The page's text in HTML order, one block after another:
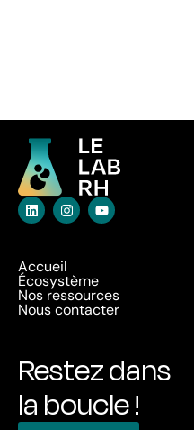
Accueil
Écosystème
Nos ressources
Nous contacter
Restez dans
la boucle !